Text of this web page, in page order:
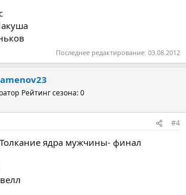
Последнее редактирование: 03.08.2012
Рейтинг сезона: 0
#4
Толкание ядра мужчины- финал